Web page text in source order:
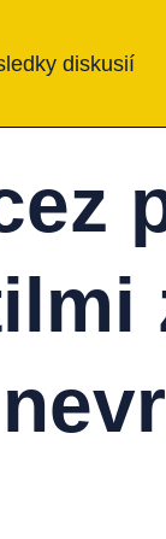
diskusií